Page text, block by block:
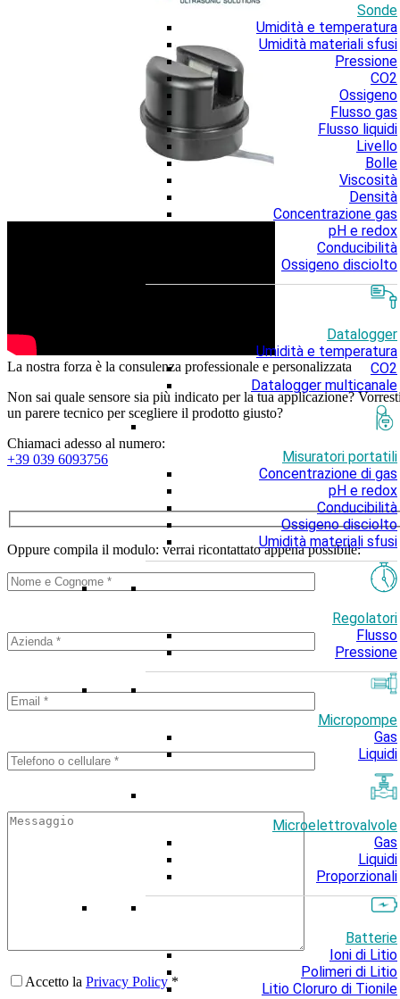
Sonde
Umidità e temperatura
Umidità materiali sfusi
Pressione
CO2
Ossigeno
Flusso gas
Flusso liquidi
Livello
Bolle
Viscosità
Densità
Concentrazione gas
pH e redox
Conducibilità
Ossigeno disciolto
Datalogger
Umidità e temperatura
CO2
Datalogger multicanale
Misuratori portatili
Concentrazione di gas
pH e redox
Conducibilità
Ossigeno disciolto
Umidità materiali sfusi
Regolatori
Flusso
Pressione
Micropompe
Gas
Liquidi
Microelettrovalvole
Gas
Liquidi
Proporzionali
Batterie
Ioni di Litio
Polimeri di Litio
Litio Cloruro di Tionile
La nostra forza è la consulenza professionale e personalizzata
Non sai quale sensore sia più indicato per la tua applicazione?
un parere tecnico per scegliere il prodotto giusto?
Chiamaci adesso al numero:
+39 039 6093756
Oppure compila il modulo: verrai ricontattato appena possibile:
Accetto la Privacy Policy *